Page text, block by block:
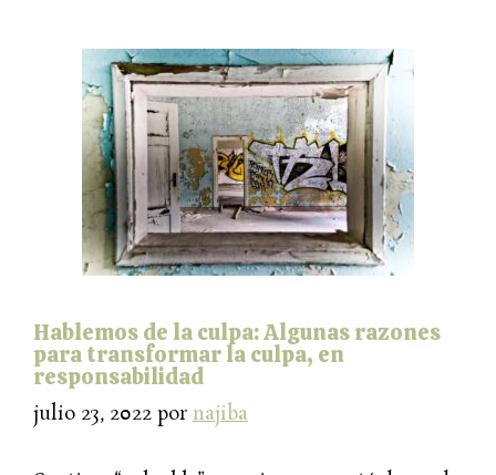
Hablemos de la culpa: Algunas razones
para transformar la culpa, en
responsabilidad
julio 23, 2022 por najiba